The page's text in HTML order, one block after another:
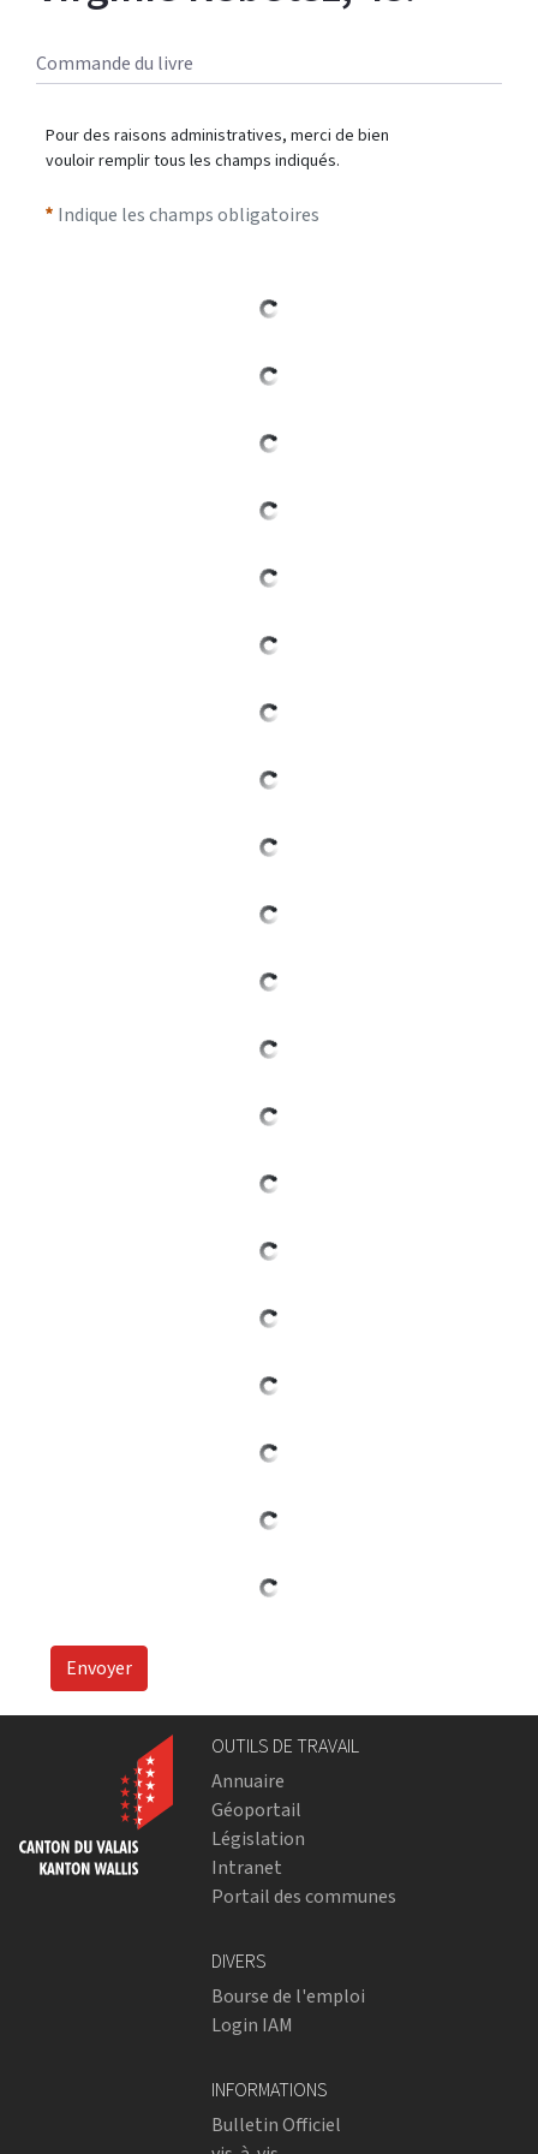
Commande du livre
Pour des raisons administratives, merci de bien
vouloir remplir tous les champs indiqués.
Indique les champs obligatoires
Envoyer
OUTILS DE TRAVAIL
Annuaire
Géoportail
Législation
Intranet
Portail des communes
DIVERS
Bourse de l'emploi
Login IAM
INFORMATIONS
Bulletin Officiel